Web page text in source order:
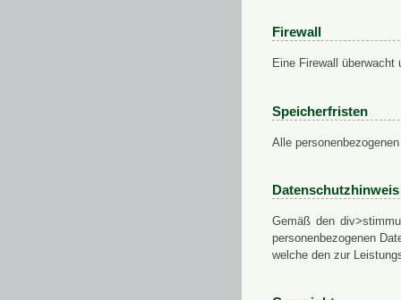
Firewall
Eine Firewall
Speicherfristen
Alle
Datenschutzhinweis
Gemäß den
personenbezogenen
welche den zur